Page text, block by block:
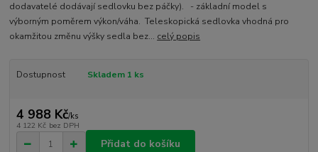
dodavatelé dodávají sedlovku bez páčky). - základní model s
výborným poměrem výkon/váha. Teleskopická sedlovka vhodná pro
okamžitou změnu výšky sedla bez... celý popis
Dostupnost Skladem 1 ks
4 988 Kč/ks
4 122 Kč bez DPH
Přidat do košíku